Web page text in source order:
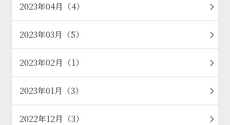
2023年04月（4）
2023年03月（5）
2023年02月（1）
2023年01月（3）
2022年12月（3）